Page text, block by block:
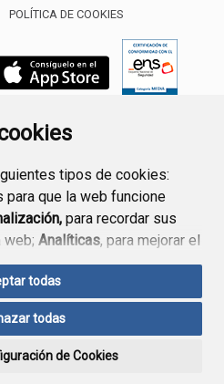
tipos de cookies:
que la web funcione
para recordar sus
web; Analíticas, para mejorar el
y sus servicios.
“Aceptar todas”
uso. Si pulsa el botón
las cookies técnicas
todas
todas
de Cookies
POLÍTICA DE COOKIES